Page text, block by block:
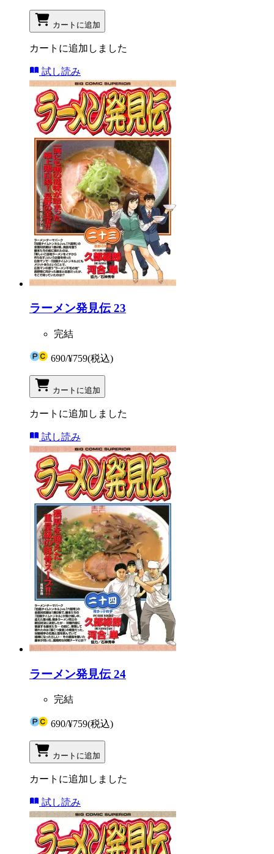
カートに追加
カートに追加しました
試し読み
ラーメン発見伝 23
完結
690/¥759(税込)
カートに追加
カートに追加しました
試し読み
ラーメン発見伝 24
完結
690/¥759(税込)
カートに追加
カートに追加しました
試し読み